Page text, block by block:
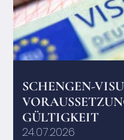
SCHENGEN-
GÜLTIGKEIT
24.07.2026